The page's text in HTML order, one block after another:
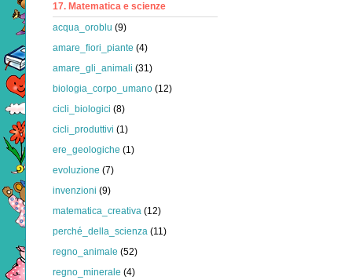
17. Matematica e scienze
acqua_oroblu (9)
amare_fiori_piante (4)
amare_gli_animali (31)
biologia_corpo_umano (12)
cicli_biologici (8)
cicli_produttivi (1)
ere_geologiche (1)
evoluzione (7)
invenzioni (9)
matematica_creativa (12)
perché_della_scienza (11)
regno_animale (52)
regno_minerale (4)